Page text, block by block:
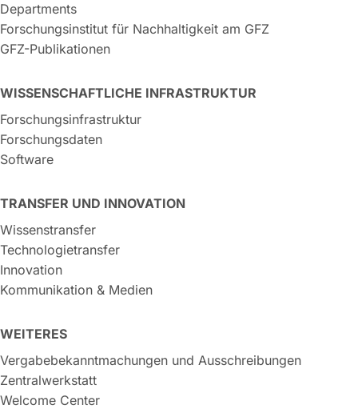
Departments
Forschungsinstitut für Nachhaltigkeit am GFZ
GFZ-Publikationen
WISSENSCHAFTLICHE INFRASTRUKTUR
Forschungsinfrastruktur
Forschungsdaten
Software
TRANSFER UND INNOVATION
Wissenstransfer
Technologietransfer
Innovation
Kommunikation & Medien
WEITERES
Vergabebekanntmachungen und Ausschreibungen
Zentralwerkstatt
Welcome Center